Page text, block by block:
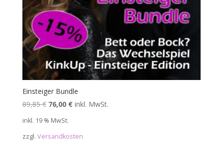
Einsteiger Bundle
89,85€ Ursprünglicher
89,85 €
76,00 €Aktueller
76,00 €.
inkl. MwSt.
inkl. 19 % MwSt.
zzgl. Versandkosten